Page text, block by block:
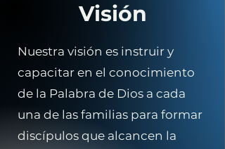
Visión
Nuestra visión es instruir y
capacitar en el conocimiento
de la Palabra de Dios a cada
una de las familias para formar
discípulos que alcancen la